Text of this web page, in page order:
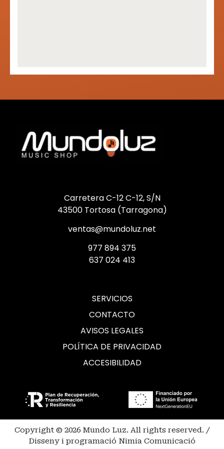
Carretera C-12 C-12, S/N
43500 Tortosa (Tarragona)
ventas@mundoluz.net
977 894 375
637 024 413
SERVICIOS
CONTACTO
AVISOS LEGALES
POLÍTICA DE PRIVACIDAD
ACCESIBILIDAD
Copyright © 2026 Mundo Luz. All rights reserved. /
Disseny i programació Nimia Comunicació